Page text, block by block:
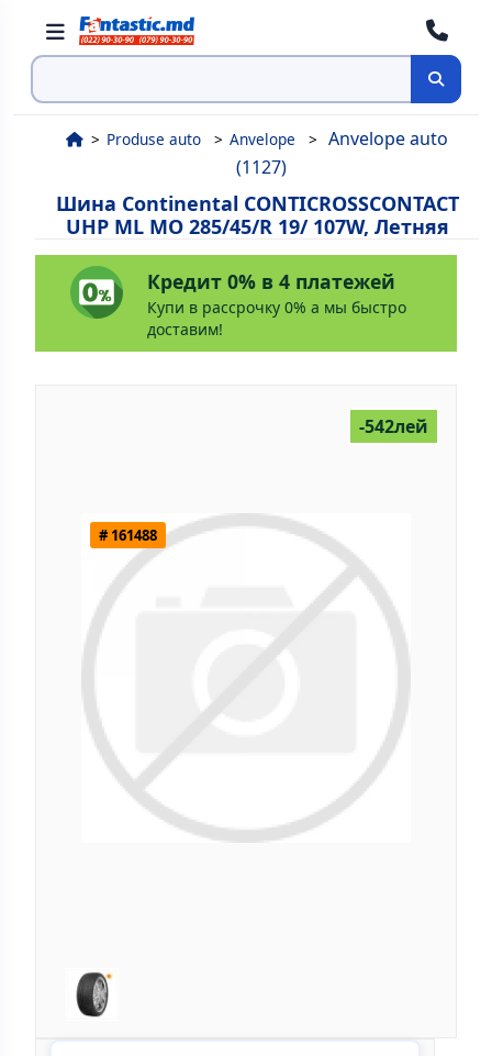
Поиск
Produse auto Anvelope
Anvelope auto
(1127)
Шина Continental CONTICROSSCONTACT
UHP ML MO 285/45/R 19/ 107W, Летняя
Кредит 0% в 4 платежей
Купи в рассрочку 0% а мы быстро
доставим!
# 161488
-542лей